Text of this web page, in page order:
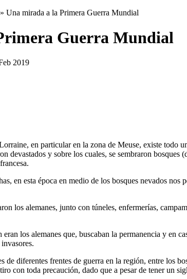
» Una mirada a la Primera Guerra Mundial
Guerra Mundial
2019
en particular en la zona de Meuse, existe todo
devastados y sobre los cuales, se sembraron
en esta época en medio de los bosques nevados
los alemanes, junto con túneles, enfermerías,
los alemanes que, buscaban la permanencia y en
de diferentes frentes de guerra en la región, entre los
con toda precaución, dado que a pesar de tener un